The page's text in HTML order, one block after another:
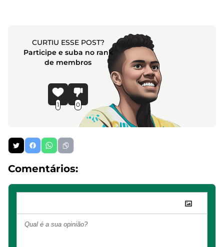
CURTIU ESSE POST?
Participe e suba no rank
de membros
1 0
Comentários: